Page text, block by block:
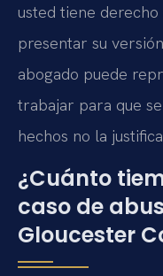
usted tiene derecho
presentar su
abogado puede
trabajar para que
hechos no la
¿Cuánto
caso de
Gloucester